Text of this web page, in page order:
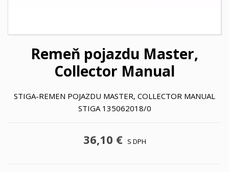
Remeň pojazdu Master,
Collector Manual
STIGA-REMEN POJAZDU MASTER, COLLECTOR MANUAL
STIGA 135062018/0
36,10 € S DPH